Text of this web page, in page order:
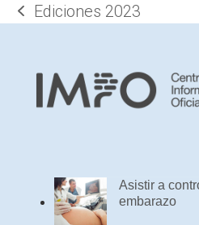
previous
Ediciones 2023
Asistir a
embarazo